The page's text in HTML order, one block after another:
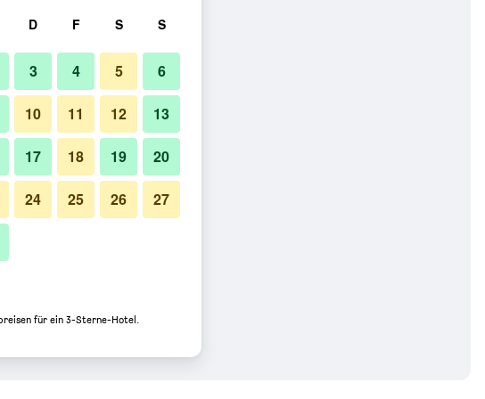
D F S S
3 4 5 6
10 11 12 13
17 18 19 20
24 25 26 27
für ein 3-Sterne-Hotel.